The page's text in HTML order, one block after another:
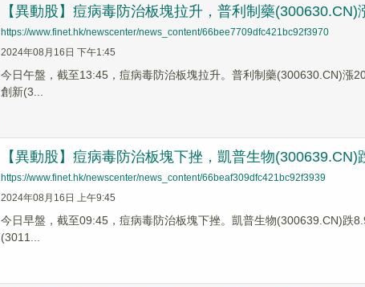
【異動股】痘病毒防治板塊拉升，普利制藥(300630.CN)
https://www.finet.hk/newscenter/news_content/66bee7709dfc421bc92f3970
2024年08月16日 下午1:45
今日午盤，截至13:45，痘病毒防治板塊拉升。普利制藥(300630.CN)
創新(3...
【異動股】痘病毒防治板塊下挫，凱普生物(300639.CN)
https://www.finet.hk/newscenter/news_content/66beaf309dfc421bc92f3939
2024年08月16日 上午9:45
今日早盤，截至09:45，痘病毒防治板塊下挫。凱普生物(300639.CN)跌
(3011...